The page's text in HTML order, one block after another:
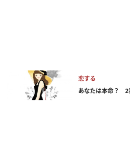
恋する
あなたは本命？